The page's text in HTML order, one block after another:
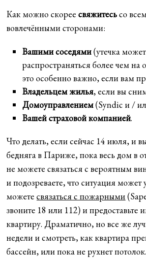
Как можно скореесвяжитесьсо
вовлечёнными сторонами:
Вашими соседями(утечка может
распространяться более чем на
это особенно важно, если вам
Владельцем жилья, если вы
Домоуправлением(Syndic и /
Вашей страховой компанией.
Что делать, если сейчас 14 июля, и
бедняга в Париже, пока весь дом в
не можете связаться с вероятным
и подозреваете, что ситуация может
можетесвязаться с пожарными
звоните 18 или 112) и предоставьте
квартиру. Драматично, но все же
недели и смотреть, как квартира
бассейн, или пока не рухнет потолок.